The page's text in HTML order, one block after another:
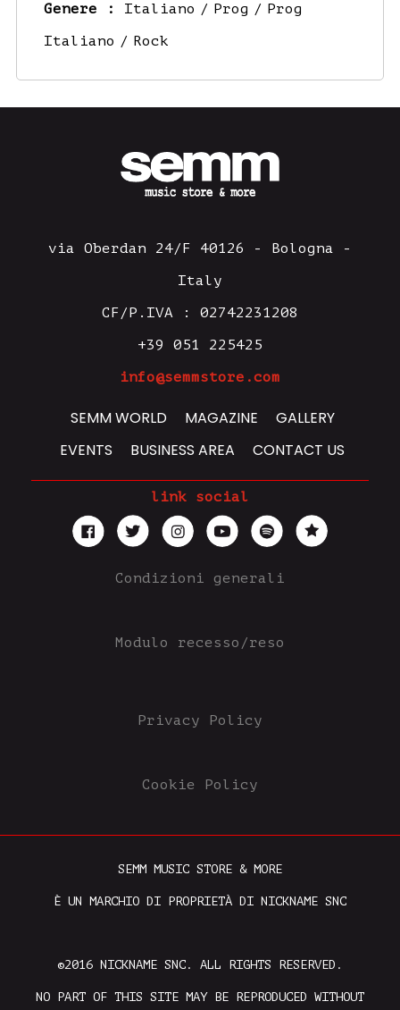
Genere :
Italiano Prog
Prog
Italiano
Rock
via Oberdan 24/F 40126 - Bologna -
Italy
CF/P.IVA : 02742231208
+39 051 225425
info@semmstore.com
SEMM WORLD MAGAZINE
GALLERY
EVENTS
BUSINESS AREA CONTACT US
link social
Condizioni generali
Modulo recesso/reso
Privacy Policy
Cookie Policy
SEMM MUSIC STORE & MORE
È UN MARCHIO DI PROPRIETÀ DI NICKNAME SNC
©2016 NICKNAME SNC. ALL RIGHTS RESERVED.
NO PART OF THIS SITE MAY BE REPRODUCED WITHOUT